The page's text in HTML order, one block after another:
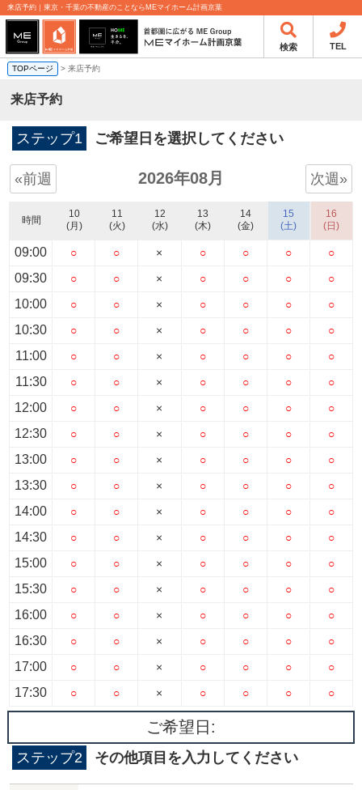
来店予約｜東京・千葉の不動産のことならMEマイホーム計画京葉
検索 TEL
TOPページ > 来店予約
来店予約
ステップ1 ご希望日を選択してください
«前週 2026年08月 次週»
時間
09:00
09:30
10:00
10:30
11:00
11:30
12:00
12:30
13:00
13:30
14:00
14:30
15:00
15:30
16:00
16:30
17:00
17:30
10
(月)
○
○
○
○
○
○
○
○
○
○
○
○
○
○
○
○
○
○
11
(火)
○
○
○
○
○
○
○
○
○
○
○
○
○
○
○
○
○
○
12
(水)
×
×
×
×
×
×
×
×
×
×
×
×
×
×
×
×
×
×
13
(木)
○
○
○
○
○
○
○
○
○
○
○
○
○
○
○
○
○
○
14
(金)
○
○
○
○
○
○
○
○
○
○
○
○
○
○
○
○
○
○
15
(土)
○
○
○
○
○
○
○
○
○
○
○
○
○
○
○
○
○
○
16
(日)
○
○
○
○
○
○
○
○
○
○
○
○
○
○
○
○
○
○
ご希望日:
ステップ2 その他項目を入力してください